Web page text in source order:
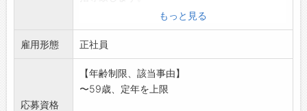
*歯科・医療・受付経験者の方は採用面で優遇致
します。
*管理栄養士の資格持ちの方は追加で資格手当が
つきます。
「変更範囲:変更なし」
もっと見る
雇用形態 正社員
応募資格
【年齢制限、該当事由】
〜59歳、定年を上限